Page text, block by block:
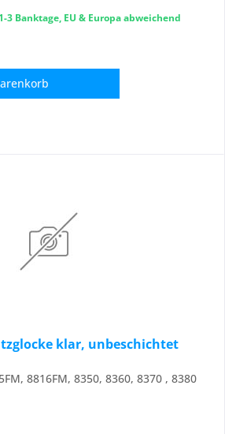
3 Banktage, EU & Europa abweichend
klar, unbeschichtet
8816FM, 8350, 8360, 8370 , 8380